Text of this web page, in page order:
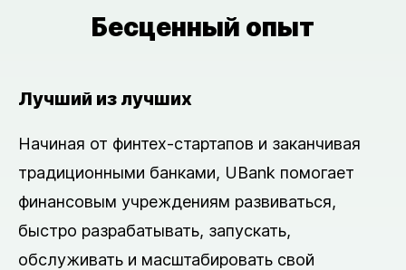
Бесценный опыт
Лучший из лучших
Начиная от финтех-стартапов и заканчивая
традиционными банками, UBank помогает
финансовым учреждениям развиваться,
быстро разрабатывать, запускать,
обслуживать и масштабировать свой